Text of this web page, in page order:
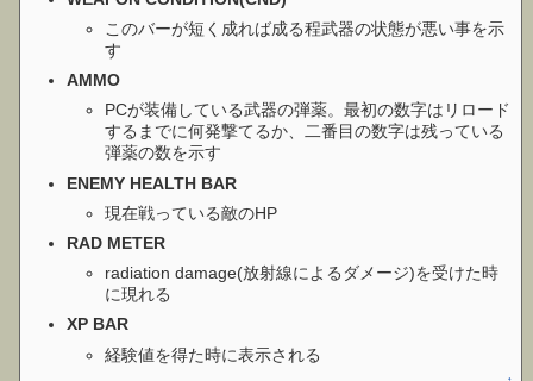
このバーが短く成れば成る程武器の状態が悪い事を示
す
AMMO
PCが装備している武器の弾薬。最初の数字はリロード
するまでに何発撃てるか、二番目の数字は残っている
弾薬の数を示す
ENEMY HEALTH BAR
現在戦っている敵のHP
RAD METER
radiation damage(放射線によるダメージ)を受けた時
に現れる
XP BAR
経験値を得た時に表示される